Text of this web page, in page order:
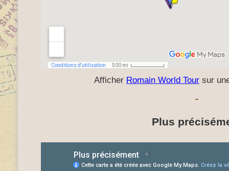
Afficher Romain World Tour sur
Plus